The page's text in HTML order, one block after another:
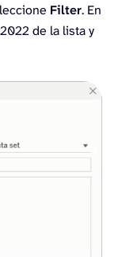
Filter. En
de la lista y